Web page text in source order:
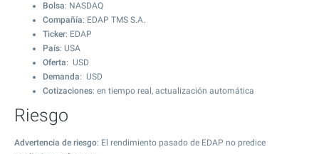
Bolsa: NASDAQ
Compañía: EDAP TMS S.A.
Ticker: EDAP
País: USA
Oferta: USD
Demanda: USD
Cotizaciones: en tiempo real, actualización automática
Riesgo
Advertencia de riesgo: El rendimiento pasado de EDAP no predice